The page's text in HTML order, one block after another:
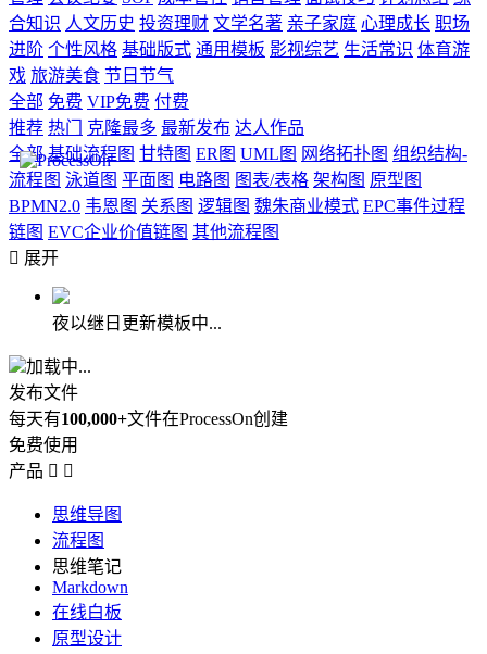
合知识 人文历史 投资理财 文学名著 亲子家庭 心理成长 职场
进阶 个性风格 基础版式 通用模板 影视综艺 生活常识 体育游
戏 旅游美食 节日节气
全部 免费 VIP免费 付费
推荐 热门 克隆最多 最新发布 达人作品
全部 基础流程图 甘特图 ER图 UML图 网络拓扑图 组织结构-
流程图 泳道图 平面图 电路图 图表/表格 架构图 原型图
BPMN2.0 韦恩图 关系图 逻辑图 魏朱商业模式 EPC事件过程
链图 EVC企业价值链图 其他流程图
 展开
夜以继日更新模板中...
加载中...
发布文件
每天有100,000+文件在ProcessOn创建
免费使用
产品  
思维导图
流程图
思维笔记
Markdown
在线白板
原型设计